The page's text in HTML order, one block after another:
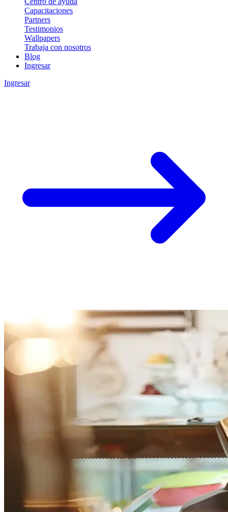
Capacitaciones
Partners
Testimonios
Wallpapers
Trabaja con nosotros
Blog
Ingresar
Ingresar